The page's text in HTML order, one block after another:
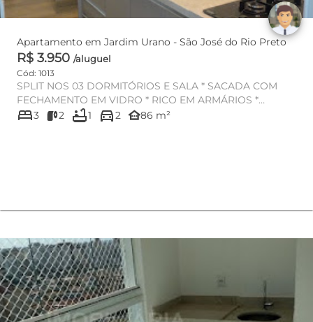
Apartamento em Jardim Urano - São José do Rio Preto
R$ 3.950 /aluguel
Cód: 1013
SPLIT NOS 03 DORMITÓRIOS E SALA * SACADA COM
FECHAMENTO EM VIDRO * RICO EM ARMÁRIOS *
BRINQUEDOTECA * PISCINA ADULTO E...
bed3 2 bathtub1 directions_car2 other_houses86 m²